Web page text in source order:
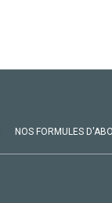
NOS FORMULES